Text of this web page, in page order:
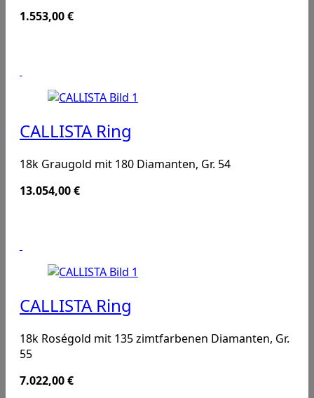
1.553,00€
CALLISTA Ring
18k Graugold mit 180 Diamanten, Gr. 54
13.054,00€
CALLISTA Ring
18k Roségold mit 135 zimtfarbenen Diamanten, Gr.
55
7.022,00€